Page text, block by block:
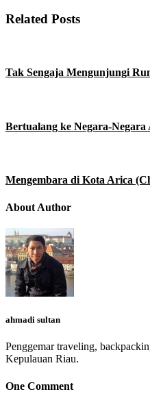
Related Posts
Tak Sengaja Mengunjungi
Bertualang ke Negara-Negara
Mengembara di Kota Arica
About Author
ahmadi sultan
Penggemar traveling,
Kepulauan Riau.
One Comment